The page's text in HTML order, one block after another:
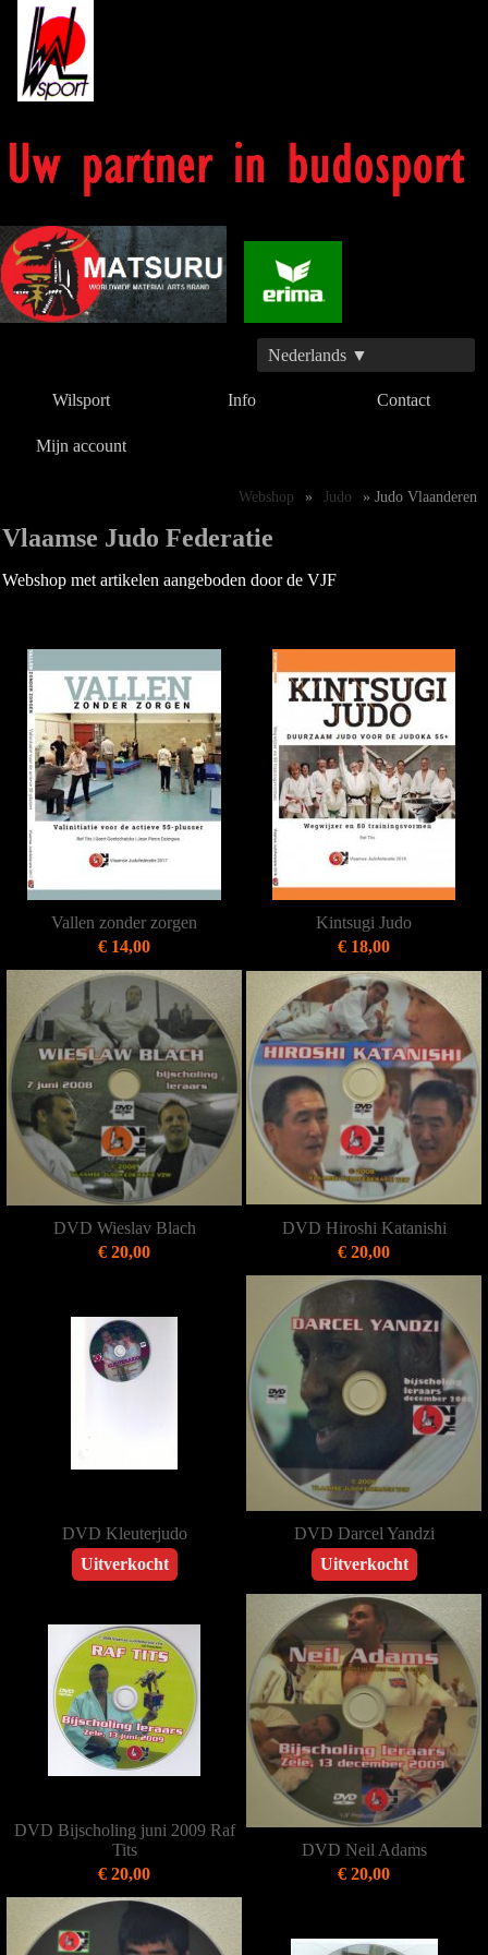
Nederlands ▼
Wilsport Info Contact
Mijn account
Webshop » Judo » Judo Vlaanderen
Vlaamse Judo Federatie
Webshop met artikelen aangeboden door de VJF
Vallen zonder zorgen
€ 14,00
Kintsugi Judo
€ 18,00
DVD Wieslav Blach
€ 20,00
DVD Hiroshi Katanishi
€ 20,00
DVD Kleuterjudo
Uitverkocht
DVD Darcel Yandzi
Uitverkocht
DVD Bijscholing juni 2009 Raf
Tits
€ 20,00
DVD Neil Adams
€ 20,00